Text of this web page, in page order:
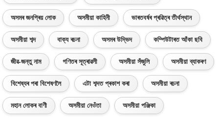
অসমৰ জনপ্ৰিয় লোক অসমীয়া কাহিনী ভাৰতবৰ্ষৰ প্ৰৱিত্ৰ তীৰ্থস্থান
অসমীয়া শব্দ বাক্য ৰচনা অসমৰ উদ্ভিদ কম্পিউটাৰত আঁকা ছবি
জীৱ-জন্তু নাম গণিতৰ সূত্ৰাৱলী অসমীয়া সঁজুলি অসমীয়া ব্যাকৰণ
বিশেষ্যৰ পৰা বিশেষণলৈ এটা শব্দত প্ৰকাশ কৰা অসমীয়া ৰচনা
মহান লোকৰ বাণী অসমীয়া নেওঁতা অসমীয়া পঞ্জিকা